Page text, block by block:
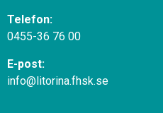
Telefon:
0455-36 76 00
E-post:
info@litorina.fhsk.se